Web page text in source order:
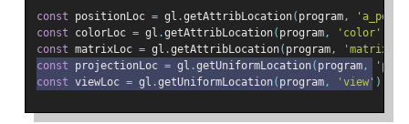
const positionLoc = gl .getAttribLocation( program,
const colorLoc = gl .getAttribLocation( program, 'color'
const matrixLoc = gl .getAttribLocation( program, 'matrix'
const projectionLoc = gl .getUniformLocation( program,
const viewLoc = gl .getUniformLocation( program, 'view' );